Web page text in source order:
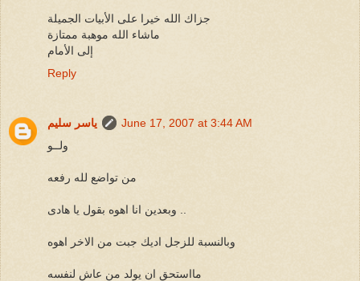
جزاك الله خيرا على الأبيات الجميلة
ماشاء الله موهبة ممتازة
إلى الأمام
Reply
ياسر سليم
June 17, 2007 at 3:44 AM
ولــو
من تواضع لله رفعه
وبالنسبة للزجل اديك جبت من الاخر اهوه
مااستحق ان يولد من عاش لنفسه